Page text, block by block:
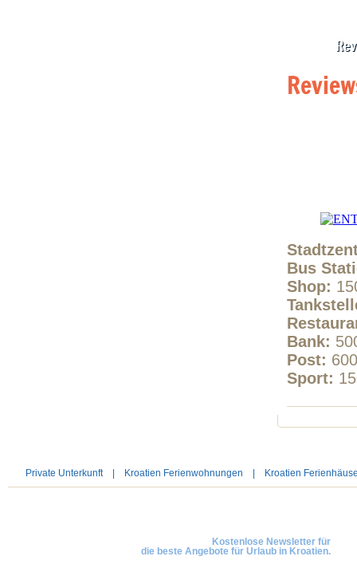
Bus
Shop:
Bank:
Post:
Sport:
Private Unterkunft| Kroatien Ferienwohnungen Kroatien
Kostenlose Newsletter für
die beste Angebote für Urlaub in Kroatien.